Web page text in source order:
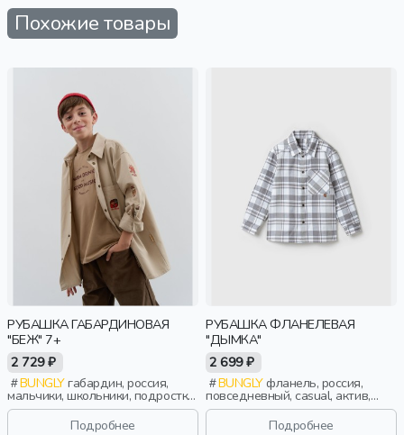
Похожие товары
РУБАШКА ГАБАРДИНОВАЯ
"БЕЖ" 7+
2 729 ₽
BUNGLYгабардин, россия,
мальчики, школьники, подростки,
дети
Подробнее
РУБАШКА ФЛАНЕЛЕВАЯ
"ДЫМКА"
2 699 ₽
BUNGLYфланель, россия,
повседневный, casual, актив,
мальчики, малыши, дошкольники,
Подробнее